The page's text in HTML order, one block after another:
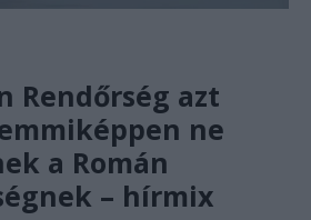
Rendőrség azt
ne
a Román
– hírmix